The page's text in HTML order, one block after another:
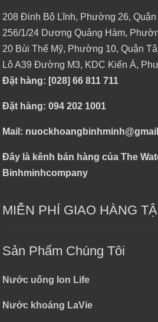
208 Đinh Bộ Lĩnh, Phường 26, Quận
256/1/24 Dương Quảng Hàm,
20 Bùi Thế Mỹ, Phường 10, Quận
Lô A39 Đường M3, KDC Kiến Á,
Đặt hàng: [028] 66 811 711
Đặt hàng: 094 202 1001
Mail:
Đây là kênh bán hàng của The
Binhminhcompany
MIỄN PHÍ GIAO HÀNG
Sản Phẩm Chúng Tôi
Nước uống Ion Life
Nước khoáng LaVie